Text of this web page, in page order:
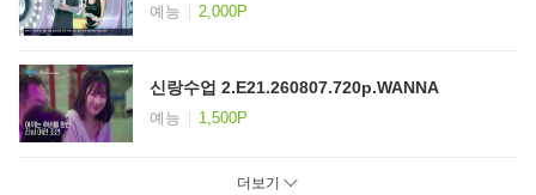
예능 2,000P
신랑수업 2.E21.260807.720p.WANNA
예능 1,500P
더보기